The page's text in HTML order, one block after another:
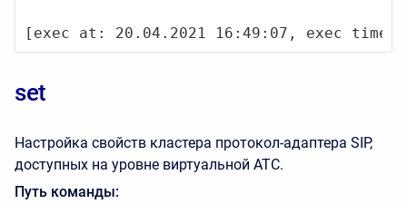
[exec at: 20.04.2021 16:49:07, exec
set
Настройка свойств кластера протокол-адаптера SIP,
доступных на уровне виртуальной АТС.
Путь команды: